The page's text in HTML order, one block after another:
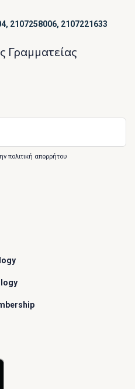
2107258006, 2107221633
Γραμματείας
πολιτική απορρήτου